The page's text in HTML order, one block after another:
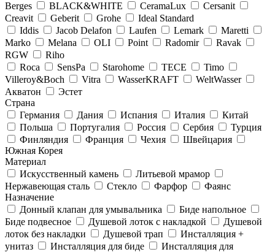
Berges
BLACK&WHITE CeramaLux
Cersanit
Creavit
Geberit Grohe
Ideal Standard
Iddis
Jacob Delafon Laufen Lemark
Maretti
Marko
Melana OLI Point Radomir
Ravak
RGW
Riho
Roca
SensPa Starohome TECE
Timo
Villeroy&Boсh
Vitra WasserKRAFT
WeltWasser
Акватон
Эстет
Страна
Германия
Дания Испания Италия
Китай
Польша
Португалия Россия Сербия
Турция
Финляндия
Франция Чехия
Швейцария
Южная Корея
Материал
Искусственный камень
Литьевой мрамор
Нержавеющая сталь
Стекло Фарфор
Фаянс
Назначение
Донный клапан для умывальника
Биде напольное
Биде подвесное
Душевой лоток с накладкой
Душевой
лоток без накладки
Душевой трап
Инсталляция +
унитаз
Инсталляция для биде
Инсталляция для